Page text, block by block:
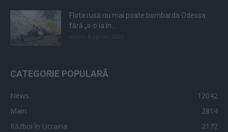
Flota rusă nu mai poate bombarda Odessa
fără „s-o ia în...
CATEGORIE POPULARĂ
News
12042
Main
2814
Război în Ucraina
2172